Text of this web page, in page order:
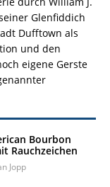
Glenfiddich
Dufftown als
und den
eigene Gerste
Bourbon
Rauchzeichen
Jopp